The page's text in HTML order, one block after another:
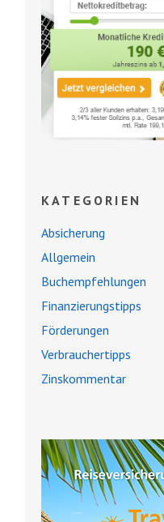
KATEGORIEN
Absicherung
Allgemein
Buchempfehlungen
Finanzierungstipps
Förderungen
Verbrauchertipps
Zinskommentar